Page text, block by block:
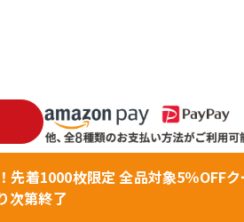
先着1000枚限定 全品対象5％OFFク
次第終了